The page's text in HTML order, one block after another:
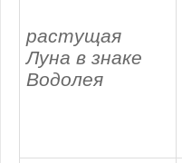
растущая
Луна в знаке
Водолея